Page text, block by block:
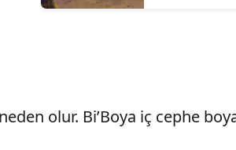
Muş
olur. Bi’Boya iç cephe